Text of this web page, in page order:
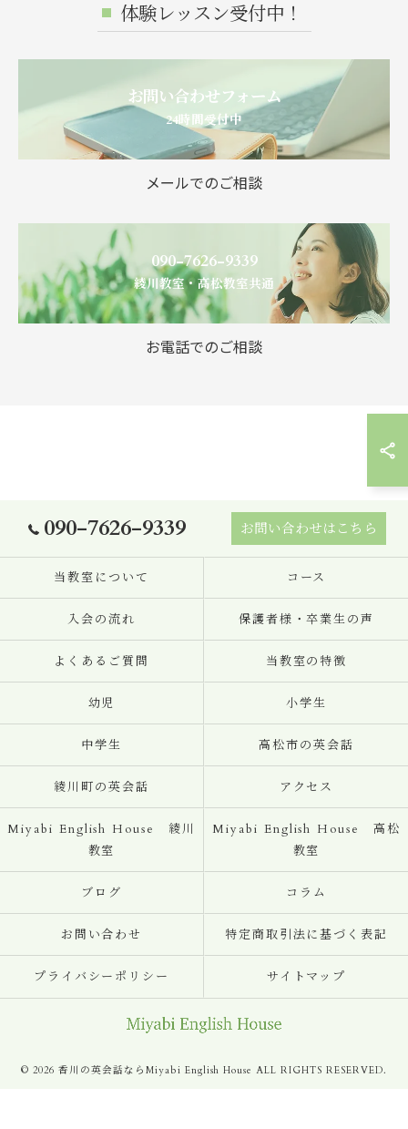
体験レッスン受付中！
お問い合わせフォーム
24時間受付中
メールでのご相談
090-7626-9339
綾川教室・高松教室共通
お電話でのご相談
090-7626-9339 お問い合わせはこちら
当教室について コース
入会の流れ 保護者様・卒業生の声
よくあるご質問 当教室の特徴
幼児 小学生
中学生 高松市の英会話
綾川町の英会話 アクセス
Miyabi English House 綾川
教室
Miyabi English House 高松
教室
ブログ コラム
お問い合わせ 特定商取引法に基づく表記
プライバシーポリシー サイトマップ
© 2026 香川の英会話ならMiyabi English House ALL RIGHTS RESERVED.